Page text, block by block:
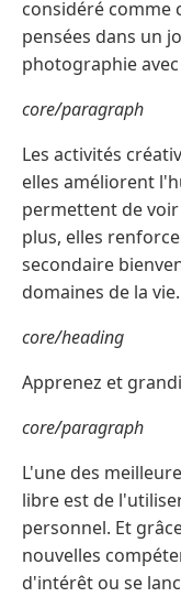
considéré comme
pensées dans un
photographie
core/paragraph
Les activités
elles améliorent
permettent de voir
plus, elles
secondaire
domaines de la vie.
core/heading
Apprenez et
core/paragraph
L'une des
libre est de
personnel. Et
nouvelles
d'intérêt ou se